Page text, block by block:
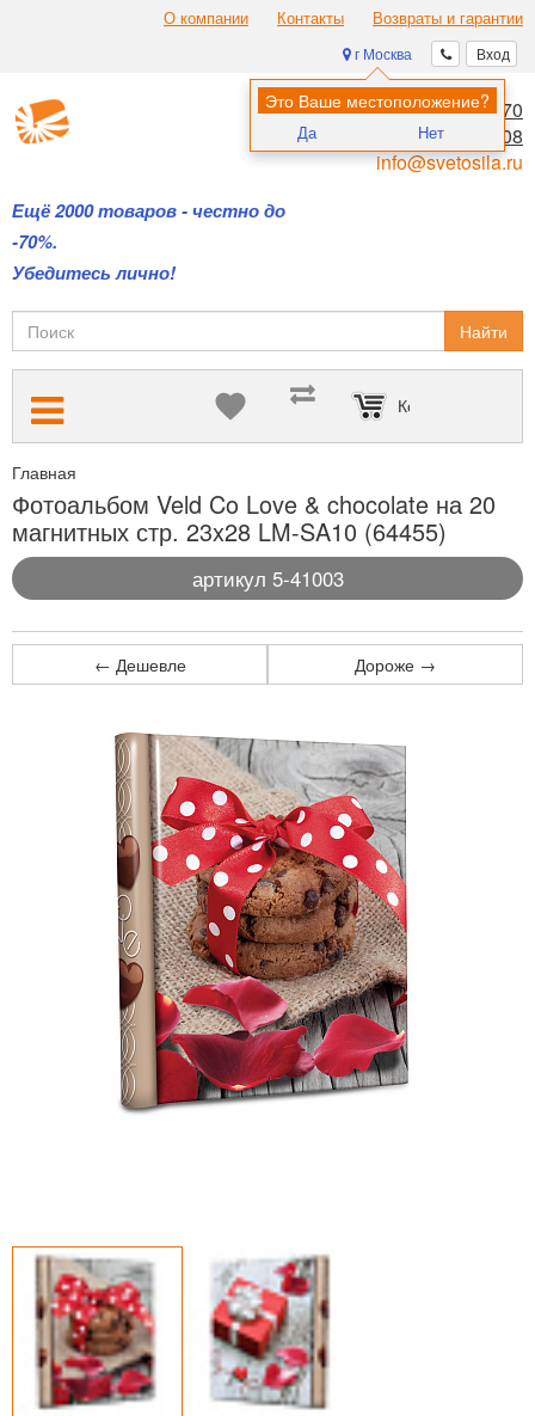
О компании Контакты Возвраты и гарантии
Вход
г Москва
Это Ваше местоположение?
Да Нет
Ещё 2000 товаров - честно до
-70%.
Убедитесь лично!
8 (495) 970-00-70
8 (800) 700-11-08
info@svetosila.ru
Найти
Корзина пуста
Главная
Фотоальбом Veld Co Love & chocolate на 20
магнитных стр. 23x28 LM-SA10 (64455)
артикул 5-41003
← Дешевле Дороже →